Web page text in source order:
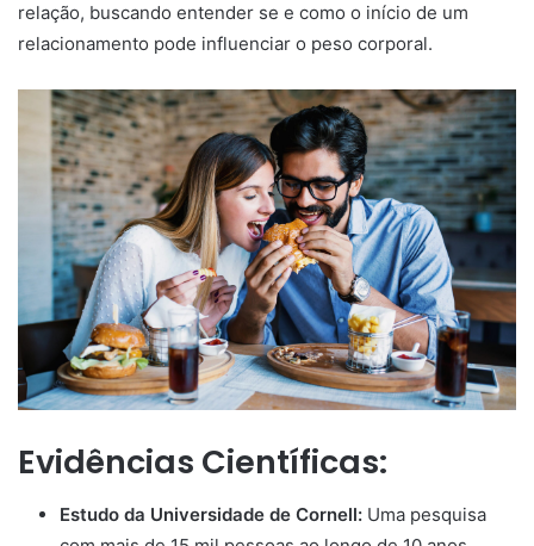
relação, buscando entender se e como o início de um
relacionamento pode influenciar o peso corporal.
Evidências Científicas:
Estudo da Universidade de Cornell: Uma pesquisa